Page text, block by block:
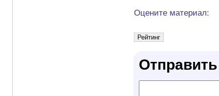
Оцените материал: